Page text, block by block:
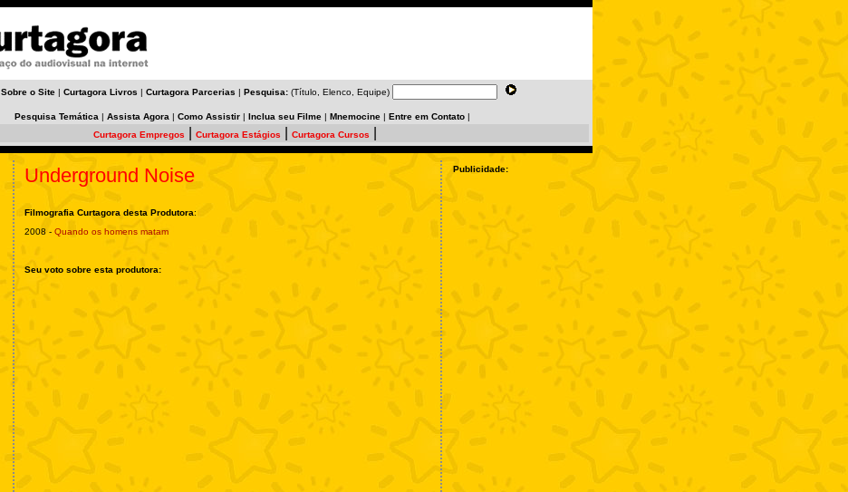
Sobre o Site | Curtagora Livros | Curtagora Parcerias | Pesquisa: (Título, Elenco, Equipe)
Pesquisa Temática | Assista Agora | Como Assistir | Inclua seu Filme | Mnemocine | Entre em Contato |
Curtagora Empregos
Curtagora Estágios Curtagora Cursos
Underground Noise
Filmografia Curtagora desta Produtora:
2008 - Quando os homens matam
Seu voto sobre esta produtora:
Publicidade: